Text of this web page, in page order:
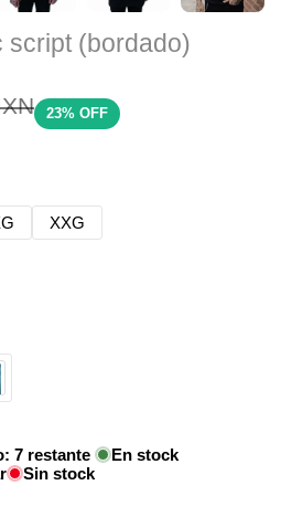
script (bordado)
23% OFF
XXG
7 restante
En stock
Sin stock